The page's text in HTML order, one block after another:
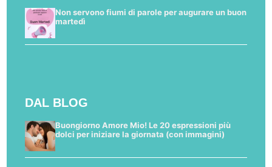
Non servono fiumi di parole per augurare un buon
martedì
DAL BLOG
Buongiorno Amore Mio! Le 20 espressioni più
dolci per iniziare la giornata (con immagini)